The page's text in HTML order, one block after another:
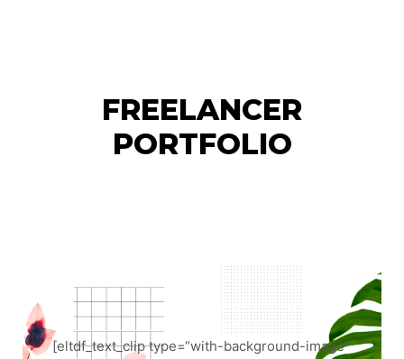
FREELANCER
PORTFOLIO
[eltdf_text_clip type=“with-background-image“